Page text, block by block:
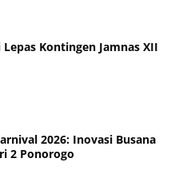
Kontingen Jamnas XII
2026: Inovasi Busana
2 Ponorogo